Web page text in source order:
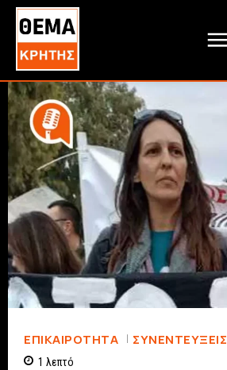
ΕΠΙΚΑΙΡΟΤΗΤΑ ΣΥΝΕΝΤΕΎΞΕΙΣ
1 λεπτό